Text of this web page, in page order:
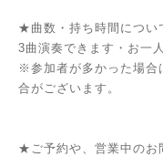
★曲数・持ち時間につ
3曲演奏できます・お一
※参加者が多かった場合
合がございます。
★ご予約や、営業中の